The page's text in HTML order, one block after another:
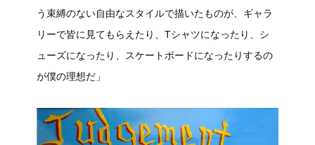
う束縛のない自由なスタイルで描いたものが、ギャラ
リーで皆に見てもらえたり、Tシャツになったり、シ
ューズになったり、スケートボードになったりするの
が僕の理想だ」